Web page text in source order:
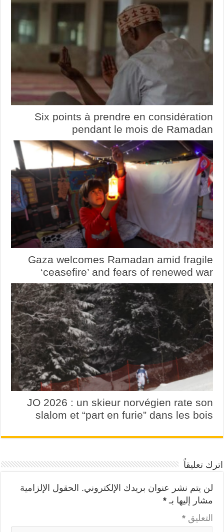
Six points à prendre en considération
pendant le mois de Ramadan
Gaza welcomes Ramadan amid fragile
‘ceasefire’ and fears of renewed war
JO 2026 : un skieur norvégien rate son
slalom et “part en furie” dans les bois
اترك تعليقاً
لن يتم نشر عنوان بريدك الإلكتروني. الحقول الإلزامية
مشار إليها بـ *
التعليق *